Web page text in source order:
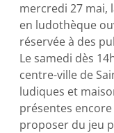
mercredi 27 mai,
en ludothèque
réservée à des
Le samedi dès
centre-ville de
ludiques et
présentes
proposer du jeu